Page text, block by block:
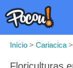
Início > Cariacica >